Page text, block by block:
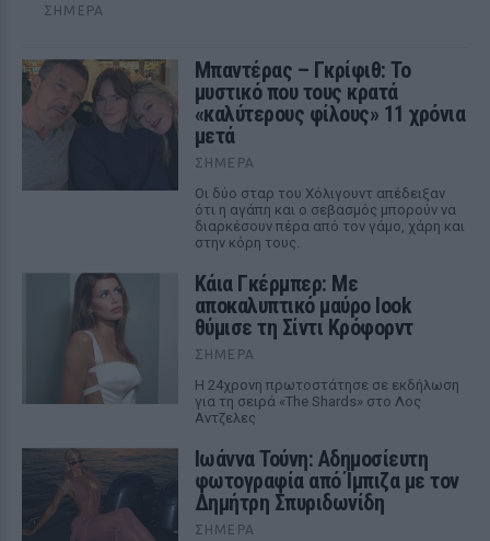
ΣΉΜΕΡΑ
Μπαντέρας – Γκρίφιθ: Το
μυστικό που τους κρατά
«καλύτερους φίλους» 11 χρόνια
μετά
ΣΉΜΕΡΑ
Οι δύο σταρ του Χόλιγουντ απέδειξαν
ότι η αγάπη και ο σεβασμός μπορούν να
διαρκέσουν πέρα από τον γάμο, χάρη και
στην κόρη τους.
Κάια Γκέρμπερ: Με
αποκαλυπτικό μαύρο look
θύμισε τη Σίντι Κρόφορντ
ΣΉΜΕΡΑ
Η 24χρονη πρωτοστάτησε σε εκδήλωση
για τη σειρά «The Shards» στο Λος
Αντζελες
Ιωάννα Τούνη: Αδημοσίευτη
φωτογραφία από Ίμπιζα με τον
Δημήτρη Σπυριδωνίδη
ΣΉΜΕΡΑ